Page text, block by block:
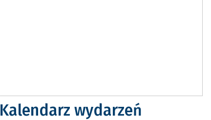
Kalendarz wydarzeń